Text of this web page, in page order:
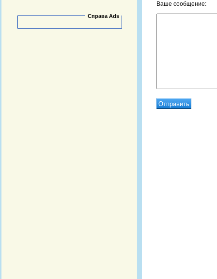
Справа Ads
Ваше сообщение: